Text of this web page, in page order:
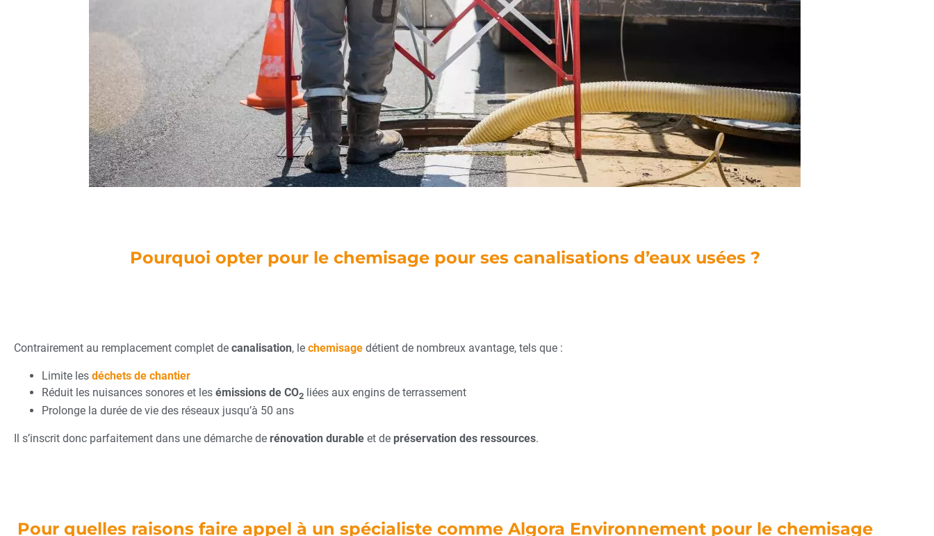
Pourquoi opter pour le chemisage pour ses canalisations d’eaux usées ?
Contrairement au remplacement complet de canalisation, le chemisage détient de nombreux avantage, tels que :
Limite les déchets de chantier
Réduit les nuisances sonores et les émissions de CO2 liées aux engins de terrassement
Prolonge la durée de vie des réseaux jusqu’à 50 ans
Il s’inscrit donc parfaitement dans une démarche de rénovation durable et de préservation des ressources.
Pour quelles raisons faire appel à un spécialiste comme Algora Environnement pour le chemisage